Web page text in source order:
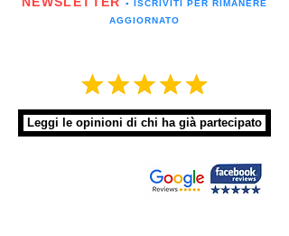
▪️ ISCRIVITI PER RIMANERE
AGGIORNATO
Leggi le opinioni di chi ha già partecipato